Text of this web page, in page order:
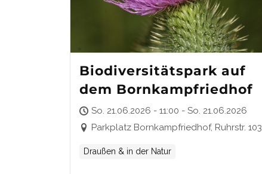
Biodiversitätspark auf
dem Bornkampfriedhof
So. 21.06.2026 - 11:00 - So. 21.06.2026
Parkplatz Bornkampfriedhof, Ruhrstr. 103
Draußen & in der Natur